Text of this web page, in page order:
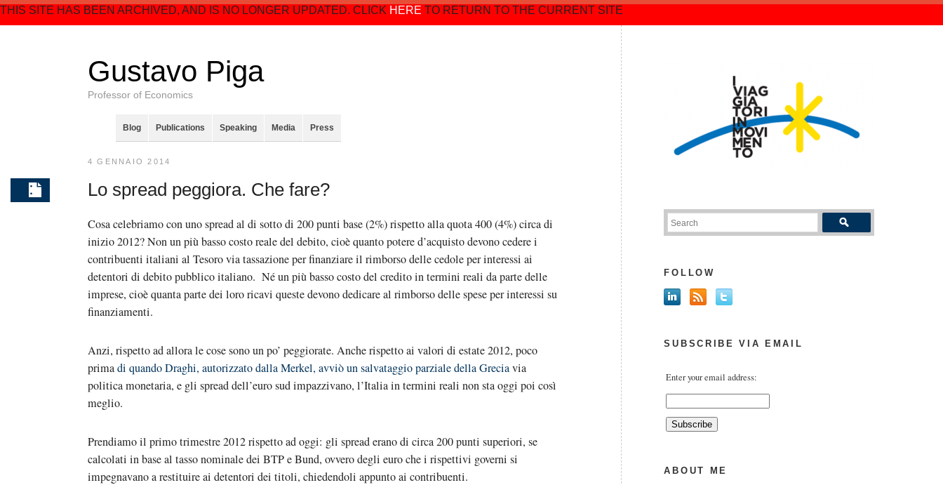
THIS SITE HAS BEEN ARCHIVED, AND IS NO LONGER UPDATED. CLICK HERE TO RETURN TO THE CURRENT SITE
Gustavo Piga
Professor of Economics
Blog Publications Speaking Media Press
4 GENNAIO 2014
Lo spread peggiora. Che fare?
Cosa celebriamo con uno spread al di sotto di 200 punti base (2%) rispetto alla quota 400 (4%) circa di
inizio 2012? Non un più basso costo reale del debito, cioè quanto potere d’acquisto devono cedere i
contribuenti italiani al Tesoro via tassazione per finanziare il rimborso delle cedole per interessi ai
detentori di debito pubblico italiano. Né un più basso costo del credito in termini reali da parte delle
imprese, cioè quanta parte dei loro ricavi queste devono dedicare al rimborso delle spese per interessi su
finanziamenti.
Anzi, rispetto ad allora le cose sono un po’ peggiorate. Anche rispetto ai valori di estate 2012, poco
primadi quando Draghi, autorizzato dalla Merkel, avviò un salvataggio parziale della Greciavia
politica monetaria, e gli spread dell’euro sud impazzivano, l’Italia in termini reali non sta oggi poi così
meglio.
Prendiamo il primo trimestre 2012 rispetto ad oggi: gli spread erano di circa 200 punti superiori, se
calcolati in base al tasso nominale dei BTP e Bund, ovvero degli euro che i rispettivi governi si
impegnavano a restituire ai detentori dei titoli, chiedendoli appunto ai contribuenti.
FOLLOW
SUBSCRIBE VIA EMAIL
Enter your email address:
ABOUT ME